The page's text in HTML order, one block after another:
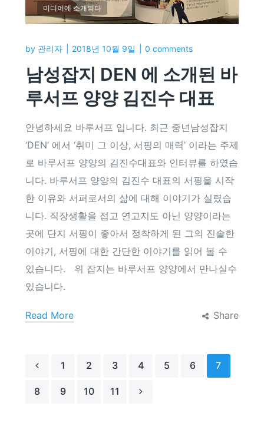
미디어에 소개되다
by 관리자 2018년 10월 9일 0 comments
남성잡지 DEN 에 소개된 바
루서프 양양 김진수 대표
안녕하세요 바루서프 입니다. 최근 중년남성잡지
‘DEN’ 에서 ‘취미 그 이상, 서핑의 매력’ 이라는 주제
로 바루서프 양양의 김진수대표와 인터뷰를 하였습
니다. 바루서프 양양의 김진수 대표의 서핑을 시작
한 이유와 서퍼로서의 삶에 대해 이야기가 실렸습
니다. 직장생활을 접고 연고지도 아닌 양양이라는
곳에 단지 서핑이 좋아서 정착하게 된 그의 진솔한
이야기, 서핑에 대한 간단한 이야기를 읽어 볼 수
있습니다. 위 잡지는 바루서프 양양에서 만나실수
있습니다.
Read More Share
1 2 3 4 5 6 7
8 9 10 11